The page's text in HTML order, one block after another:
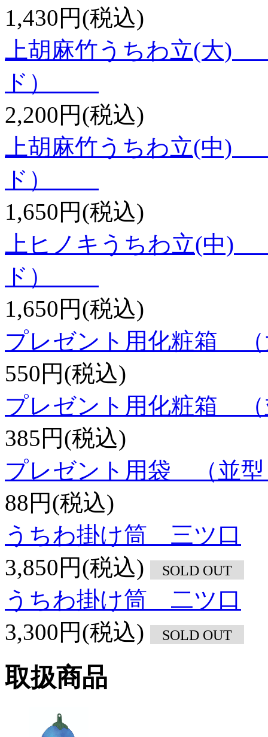
1,430円(税込)
上胡麻竹うちわ立(大)
ド）
2,200円(税込)
上胡麻竹うちわ立(中)
ド）
1,650円(税込)
上ヒノキうちわ立(中)
ド）
1,650円(税込)
プレゼント用化粧箱 （
550円(税込)
プレゼント用化粧箱 （
385円(税込)
プレゼント用袋 （並
88円(税込)
うちわ掛け筒 三ツ口
3,850円(税込)
SOLD OUT
うちわ掛け筒 二ツ口
3,300円(税込)
SOLD OUT
取扱商品